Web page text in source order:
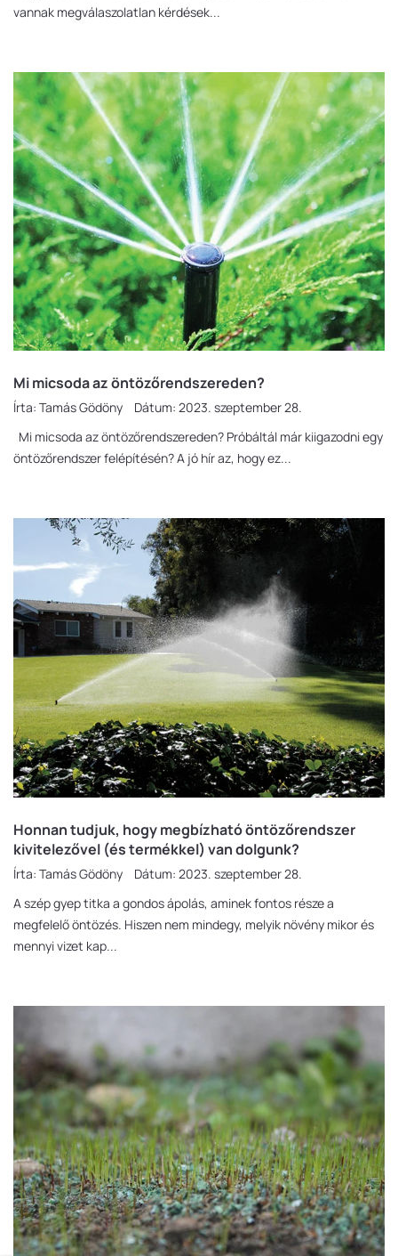
vannak megválaszolatlan kérdések...
Mi micsoda az öntözőrendszereden?
Írta: Tamás Gödöny Dátum: 2023. szeptember 28.
Mi micsoda az öntözőrendszereden? Próbáltál már kiigazodni egy
öntözőrendszer felépítésén? A jó hír az, hogy ez...
Honnan tudjuk, hogy megbízható öntözőrendszer
kivitelezővel (és termékkel) van dolgunk?
Írta: Tamás Gödöny Dátum: 2023. szeptember 28.
A szép gyep titka a gondos ápolás, aminek fontos része a
megfelelő öntözés. Hiszen nem mindegy, melyik növény mikor és
mennyi vizet kap...